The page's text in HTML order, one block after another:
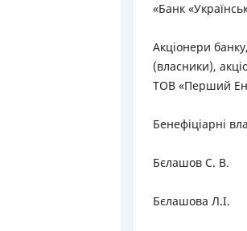
«Банк
Акціонери
(власники),
ТОВ «Перший
Бенефіціарні
Бєлашов С. В.
Бєлашова Л.І.